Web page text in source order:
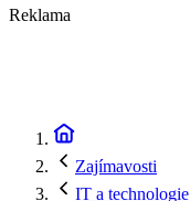
Reklama
Zajímavosti
IT a technologie